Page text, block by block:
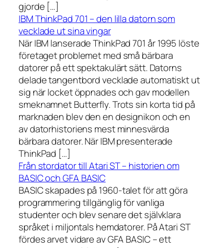
gjorde […]
IBM ThinkPad 701 – den lilla datorn som
vecklade ut sina vingar
När IBM lanserade ThinkPad 701 år 1995 löste
företaget problemet med små bärbara
datorer på ett spektakulärt sätt. Datorns
delade tangentbord vecklade automatiskt ut
sig när locket öppnades och gav modellen
smeknamnet Butterfly. Trots sin korta tid på
marknaden blev den en designikon och en
av datorhistoriens mest minnesvärda
bärbara datorer. När IBM presenterade
ThinkPad […]
Från stordator till Atari ST – historien om
BASIC och GFA BASIC
BASIC skapades på 1960-talet för att göra
programmering tillgänglig för vanliga
studenter och blev senare det självklara
språket i miljontals hemdatorer. På Atari ST
fördes arvet vidare av GFA BASIC – ett